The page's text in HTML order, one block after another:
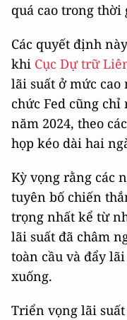
quá cao trong thời
Các quyết định
khi Cục Dự trữ
lãi suất ở mức cao
chức Fed cũng
năm 2024, theo
họp kéo dài hai
Kỳ vọng rằng các
tuyên bố chiến
trọng nhất kể từ
lãi suất đã châm
toàn cầu và đẩy
xuống.
Triển vọng lãi